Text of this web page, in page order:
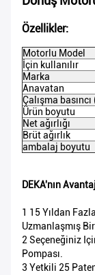
Özellikler:
Motorlu Model
İçin kullanılır
Marka
Anavatan
Çalışma
Ürün boyutu
Net ağırlığı
Brüt ağırlık
ambalaj boyutu
DEKA'nın
1 15 Yıldan
Uzmanlaşmış
2 Seçeneğiniz
Pompası.
3 Yetkili 25